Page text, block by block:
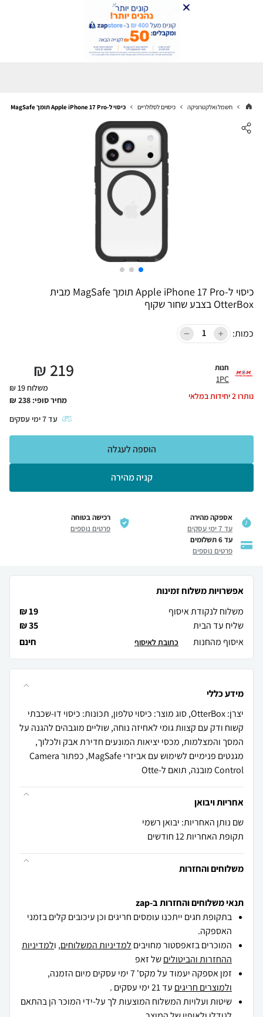
חשמל ואלקטרוניקה כיסויים לסלולריים כיסוי ל-Apple iPhone 17 Pro תומך MagSafe מבית OtterBox בצבע שחור שקוף
כיסוי ל-Apple iPhone 17 Pro תומך MagSafe מבית
OtterBox בצבע שחור שקוף
כמות:
חנות
1PC
נותרו2יחידות במלאי
219
₪
משלוח 19 ₪
מחיר סופי: 238
₪
עד7ימי עסקים
קניה מהירה
הוספה לעגלה
אספקה מהירה
עד 7 ימי עסקים
רכישה בטוחה
פרטים נוספים
עד 6 תשלומים
פרטים נוספים
אפשרויות משלוח זמינות
משלוח לנקודת איסוף
19 ₪
שליח עד הבית
35 ₪
איסוף מהחנות
חינם כתובת לאיסוף
מידע כללי
יצרן: OtterBox, סוג מוצר: כיסוי טלפון, תכונות: כיסוי דו-שכבתי
קשוח ודק עם קצוות גומי לאחיזה נוחה, שוליים מוגבהים להגנה על
המסך והמצלמות, מכסי יציאות המונעים חדירת אבק ולכלוך,
מגנטים פנימיים לשימוש עם אביזרי MagSafe, כפתור Camera
Control מובנה, תואם ל-Otte
אחריות ויבואן
שם נותן האחריות: יבואן רשמי
תקופת האחריות 12 חודשים
משלוחים והחזרות
תנאי משלוחים והחזרות ב-zap
בתקופת חגים ייתכנו עומסים חריגים וכן עיכובים קלים בזמני
האספקה.
המוכרים בזאפסטור מחויבים למדיניות המשלוחים, ולמדיניות
ההחזרות והביטוליםשל זאפ
זמן אספקה יעמוד על מקס' 7 ימי עסקים מיום הזמנה,
ולמוצרים חריגים עד 21 ימי עסקים .
שיטות ועלויות המשלוח המוצעות לך על-ידי המוכר הן בהתאם